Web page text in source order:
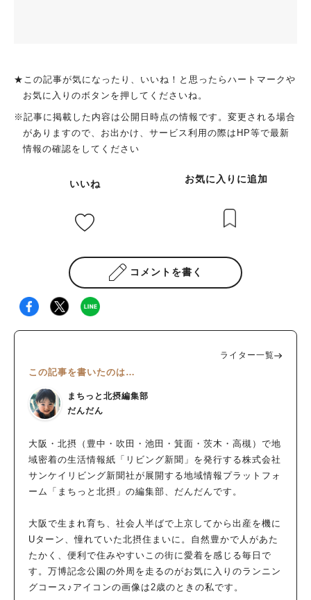
★この記事が気になったり、いいね！と思ったらハートマークや
お気に入りのボタンを押してくださいね。
※記事に掲載した内容は公開日時点の情報です。変更される場合
がありますので、お出かけ、サービス利用の際はHP等で最新
情報の確認をしてください
いいね お気に入りに追加
コメントを書く
ライター一覧
この記事を書いたのは…
まちっと北摂編集部
だんだん
大阪・北摂（豊中・吹田・池田・箕面・茨木・高槻）で地
域密着の生活情報紙「リビング新聞」を発行する株式会社
サンケイリビング新聞社が展開する地域情報プラットフォ
ーム「まちっと北摂」の編集部、だんだんです。
大阪で生まれ育ち、社会人半ばで上京してから出産を機に
Uターン、憧れていた北摂住まいに。自然豊かで人があた
たかく、便利で住みやすいこの街に愛着を感じる毎日で
す。万博記念公園の外周を走るのがお気に入りのランニン
グコース♪アイコンの画像は2歳のときの私です。